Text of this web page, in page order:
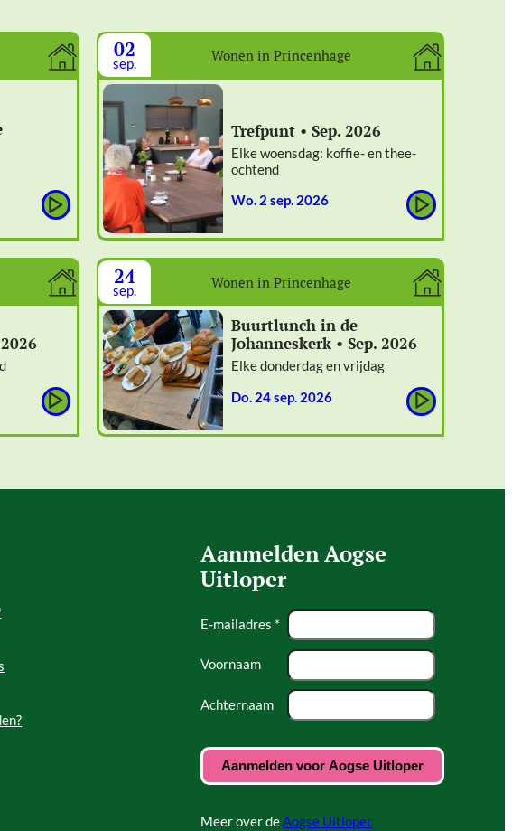
02
sep. Wonen in Princenhage
Trefpunt • Sep. 2026
Elke woensdag: koffie- en thee-
ochtend
wo. 2 sep. 2026
24
sep. Wonen in Princenhage
Buurtlunch in de
Johanneskerk • Sep. 2026
Elke donderdag en vrijdag
do. 24 sep. 2026
Aanmelden Aogse
Uitloper
E-mailadres *
Voornaam
Achternaam
Meer over deAogse Uitloper